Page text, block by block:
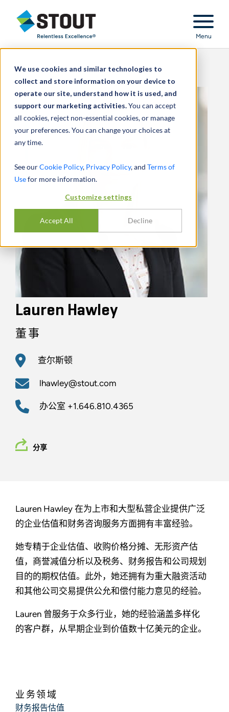
We use cookies and similar technologies to
collect and store information on your device to
operate our site, understand how it is used, and
support our marketing activities.You can accept
all cookies, reject non-essential cookies, or manage
your preferences. You can change your choices at
any time.
See ourCookie Policy, Privacy Policy, and Terms of
Usefor more information.
Customize settings
Accept All Decline
Stout Relentless Excellence
Menu
Lauren Hawley
董事
查尔斯顿
lhawley@stout.com
办公室 +1.646.810.4365
分享
Lauren Hawley 在为上市和大型私营企业提供广泛
的企业估值和财务咨询服务方面拥有丰富经验。
她专精于企业估值、收购价格分摊、无形资产估
值，商誉减值分析以及税务、财务报告和公司规划
目的的期权估值。此外，她还拥有为重大融资活动
和其他公司交易提供公允和偿付能力意见的经验。
Lauren 曾服务于众多行业，她的经验涵盖多样化
的客户群，从早期企业到价值数十亿美元的企业。
业务领域
财务报告估值